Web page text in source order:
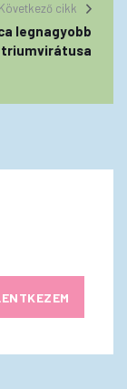
Következő cikk
legnagyobb
triumvirátusa